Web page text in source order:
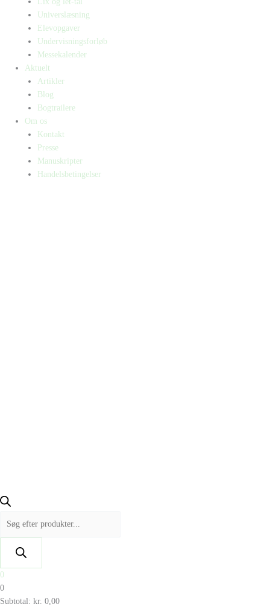
Universlæsning
Elevopgaver
Undervisningsforløb
Messekalender
Aktuelt
Artikler
Blog
Bogtrailere
Om os
Kontakt
Presse
Manuskripter
Handelsbetingelser
0
0
Subtotal: kr. 0,00